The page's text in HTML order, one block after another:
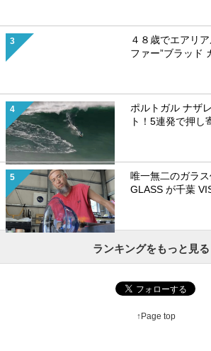
４８歳でエアリ
ファー”ブラッド
ポルトガル ナザ
ト！5連発で押し
唯一無二のガラ
GLASS が千葉
ランキングをもっと見
↑Page top